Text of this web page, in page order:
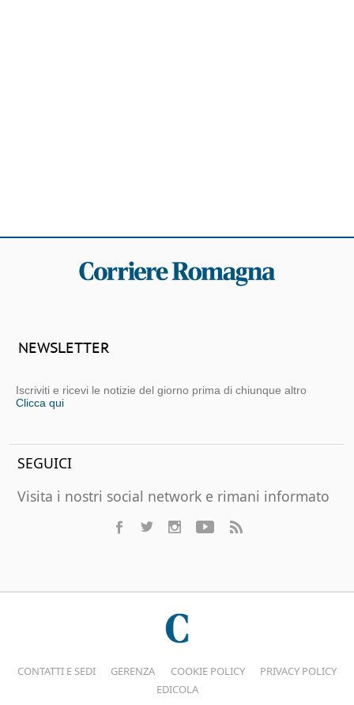
NEWSLETTER
Iscriviti e ricevi le notizie del giorno prima di chiunque altro
Clicca qui
SEGUICI
Visita i nostri social network e rimani informato
CONTATTI E SEDI GERENZA COOKIE POLICY
PRIVACY POLICY
EDICOLA